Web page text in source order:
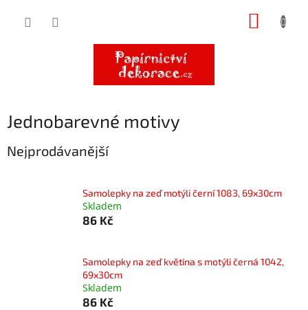
Jednobarevné motivy
Nejprodávanější
Samolepky na zeď motýli černí 1083, 69x30cm
Skladem
86 Kč
Samolepky na zeď květina s motýli černá 1042,
69x30cm
Skladem
86 Kč